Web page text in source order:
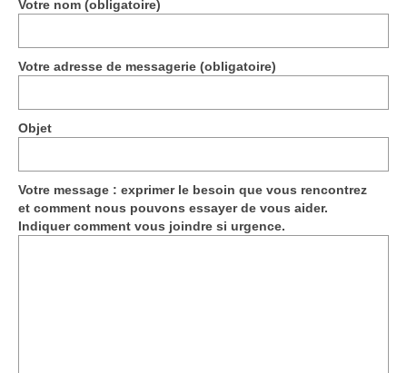
Votre nom (obligatoire)
Votre adresse de messagerie (obligatoire)
Objet
Votre message : exprimer le besoin que vous rencontrez
et comment nous pouvons essayer de vous aider.
Indiquer comment vous joindre si urgence.